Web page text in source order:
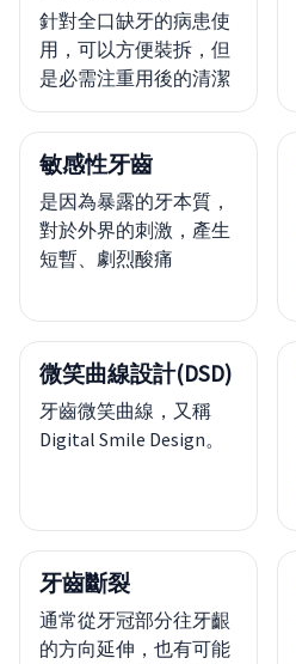
針對全口缺牙的病患使
用，可以方便裝拆，但
是必需注重用後的清潔
敏感性牙齒
是因為暴露的牙本質，
對於外界的刺激，產生
短暫、劇烈酸痛
微笑曲線設計(DSD)
牙齒微笑曲線，又稱
Digital Smile Design。
牙齒斷裂
通常從牙冠部分往牙齦
的方向延伸，也有可能